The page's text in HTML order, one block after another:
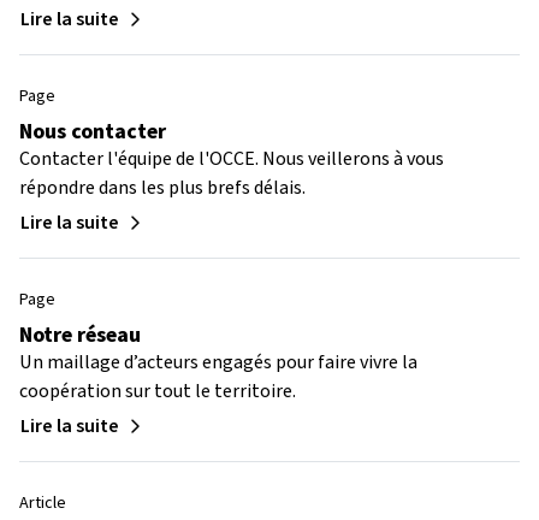
Lire la suite
Page
Nous contacter
Contacter l'équipe de l'OCCE. Nous veillerons à vous
répondre dans les plus brefs délais.
Lire la suite
Page
Notre réseau
Un maillage d’acteurs engagés pour faire vivre la
coopération sur tout le territoire.
Lire la suite
Article